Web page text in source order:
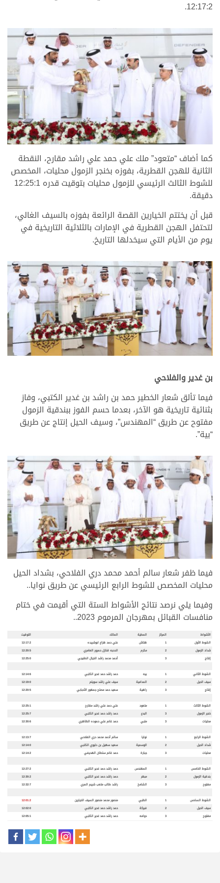
12:17:2.
كما أضاف “متعود” ملك علي حمد علي راشد مقارح، النقطة
الثانية للهجن القطرية، بفوزه بخنجر الزمول محليات، المخصص
للشوط الثالث الرئيسي للزمول محليات بتوقيت قدره 12:25:1
دقيقة.
قبل أن يختتم الخيارين القصة الرائعة بفوزه بالسيف الغالي،
لتحتفل الهجن القطرية في الإمارات بالثلاثية التاريخية في
يوم من الأيام التي سيخدلها التاريخ.
بن غدير والفلاحي
فيما تألق شعار الخطير حمد بن راشد بن غدير الكتبي، وفاز
بثنائية تاريخية هو الآخر، بعدما حسم الفوز ببندقية الزمول
مفتوح عن طريق “المهندس”، وسيف الحيل إنتاج عن طريق
“بية”.
فيما ظفر شعار سالم أحمد محمد دري الفلاحي، بشداد الحيل
محليات المخصص للشوط الرابع الرئيسي عن طريق نوايا..
وفيما يلي نرصد نتائج الأشواط الستة التي أقيمت في ختام
منافسات القبائل بمهرجان المرموم 2023..
الأشواط المركز المطية المالك
التوقيت
الشوط الأول
1 هتاش علي حمد هزاع ابوشريده
12:17:2
شداد الزمول
2 مكرم الدحبه قنازل حمرور العامري
12:20:5
إنتاج
3 أحمد محمد راشد الخيال الطنيجي 12:25:0
الشوط الثاني 1 بيه حمد راشد حمد غدير الكتبي
12:14:6
سيف الحيل
2 المدامية سيف علي راشد سويلم
12:19:0
إنتاج
3 راهية سعيد حمد مصلح جمهور الأحبابي 12:20:5
الشوط الثالث 1 متعود علي حمد علي راشد مقارح
12:25:1
خنجر الزمول
3 البدع حمد راشد حمد غدير الكتبي
12:25:7
محليات
3 ملبي حمد غانم علي حموده الظاهري 12:30:6
الشوط الرابع 1 نوايا سالم أحمد محمد دري الفلاحي
12:13:7
شداد الحيل
2 الوسمية سعيد سهيل بن دليوي الكتبي
12:14:0
محليات
3 جبارة حمد غانم سلطان الهديفي 12:14:2
الشوط الخامس 1 المهندس حمد راشد حمد غدير الكتبي
12:27:2
بندقية الزمول
2 مبهر حمد راشد حمد غدير الكتبي
12:30:2
مفتوح
3 الشامخ راشد طالب متعب شريم المري 12:32:7
الشوط السادس 1 الظبي منصور محمد منصور السيف الخيارين
12:01:2
سيف الحيل
2 فبركة حمد راشد حمد غدير الكتبي
12:02:0
مفتوح
3 دوامه حمد راشد حمد غدير الكتبي 12:05:1